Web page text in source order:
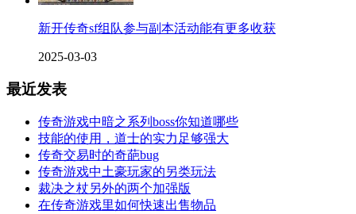
新开传奇sf组队参与副本活动能有更多收获
2025-03-03
最近发表
传奇游戏中暗之系列boss你知道哪些
技能的使用，道士的实力足够强大
传奇交易时的奇葩bug
传奇游戏中土豪玩家的另类玩法
裁决之杖另外的两个加强版
在传奇游戏里如何快速出售物品